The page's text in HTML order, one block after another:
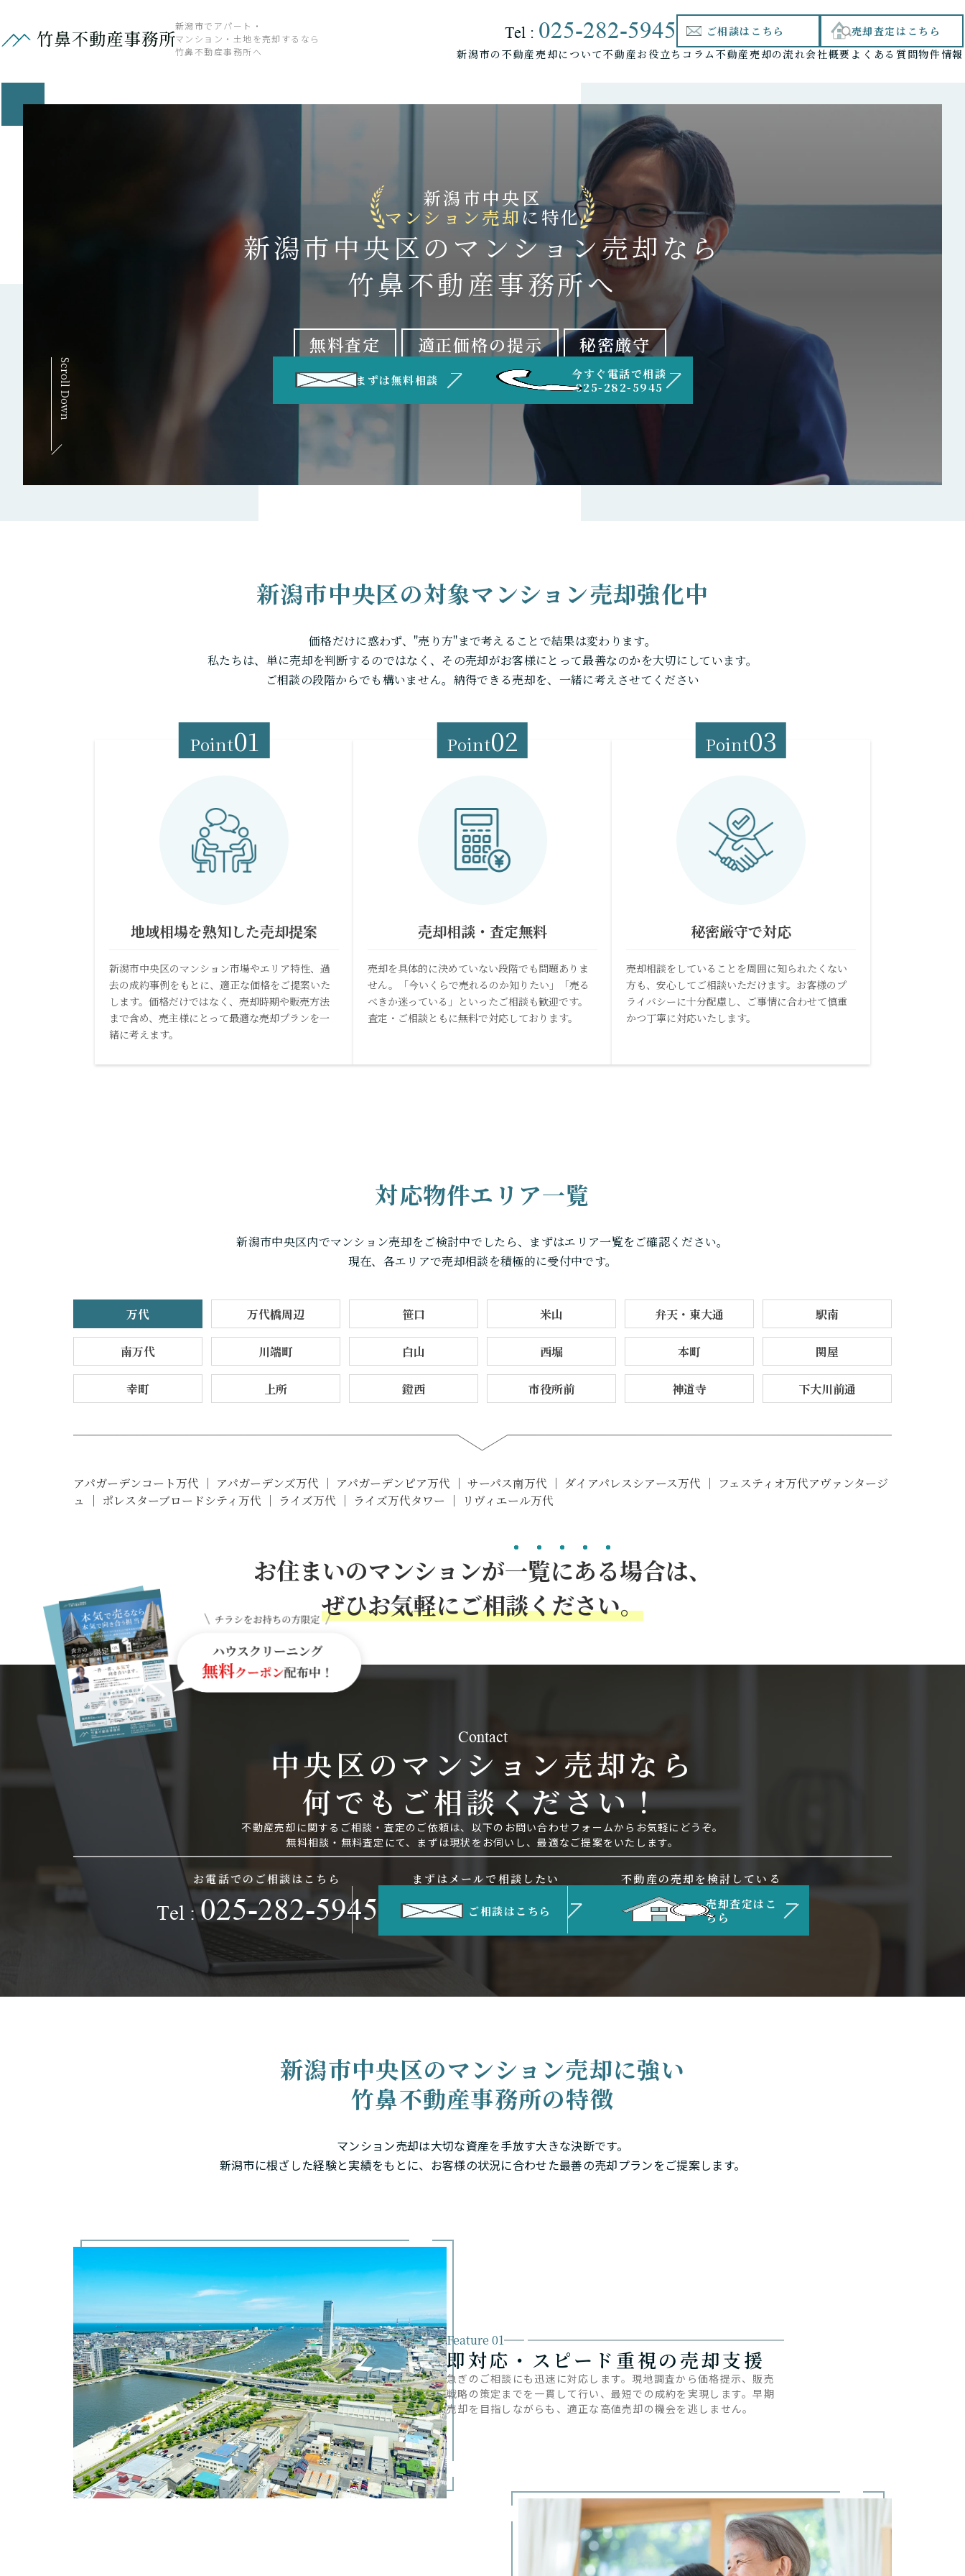
新潟市でアパート・
マンション・土地を売却するなら
竹鼻不動産事務所へ
Tel : 025-282-5945 ご相談はこちら
売却査定はこちら
新潟市の不動産売却について
マンションの売却について
アパートの売却について
不動産お役立ちコラム 不動産売却の流れ会社概要 よくある質問物件情報
新潟市中央区
マンション売却に特化
新潟市中央区の マンション売却なら
竹鼻不動産事務所へ
無料査定 適正価格の提示 秘密厳守
まずは無料相談
今すぐ電話で相談
025-282-5945
Scroll Down
新潟市中央区の対象マンション売却強化中
価格だけに惑わず、"売り方"まで考えることで結果は変わります。
私たちは、単に売却を判断するのではなく、その売却がお客様にとって最善なのかを大切にしています。
ご相談の段階からでも構いません。納得できる売却を、一緒に考えさせてください
Point01
地域相場を熟知した売却提案
新潟市中央区のマンション市場やエリア特性、過
去の成約事例をもとに、適正な価格をご提案いた
します。価格だけではなく、売却時期や販売方法
まで含め、売主様にとって最適な売却プランを一
緒に考えます。
Point02
売却相談・査定無料
売却を具体的に決めていない段階でも問題ありま
せん。「今いくらで売れるのか知りたい」「売る
べきか迷っている」といったご相談も歓迎です。
査定・ご相談ともに無料で対応しております。
Point03
秘密厳守で対応
売却相談をしていることを周囲に知られたくない
方も、安心してご相談いただけます。お客様のプ
ライバシーに十分配慮し、ご事情に合わせて慎重
かつ丁寧に対応いたします。
対応物件エリア一覧
新潟市中央区内でマンション売却をご検討中でしたら、まずはエリア一覧をご確認ください。
現在、各エリアで売却相談を積極的に受付中です。
万代 万代橋周辺 笹口 米山 弁天・東大通 駅南
南万代 川端町 白山 西堀 本町 関屋
幸町 上所 鐙西 市役所前 神道寺 下大川前通
アパガーデンコート万代 ｜ アパガーデンズ万代 ｜ アパガーデンピア万代 ｜ サーパス南万代 ｜ ダイアパレスシアース万代 ｜ フェスティオ万代アヴァンタージ
ュ ｜ ポレスターブロードシティ万代 ｜ ライズ万代 ｜ ライズ万代タワー ｜ リヴィエール万代
お住まいのマンションが一覧にある場合は、
ぜひお気軽にご相談ください。
Contact
中央区の マンション売却なら
何でもご相談ください！
不動産売却に関するご相談・査定のご依頼は、 以下のお問い合わせフォームからお気軽にどうぞ。
無料相談・無料査定にて、まずは現状をお伺いし、最適なご提案をいたします。
お電話でのご相談はこちら
Tel :025-282-5945
まずはメールで相談したい
ご相談はこちら
不動産の売却を検討している
売却査定はこ
ちら
新潟市中央区のマンション売却に強い
竹鼻不動産事務所の特徴
マンション売却は大切な資産を手放す大きな決断です。
新潟市に根ざした経験と実績をもとに、お客様の状況に合わせた最善の売却プランをご提案します。
Feature 01
即対応・スピード重視の売却支援
急ぎのご相談にも迅速に対応します。現地調査から価格提示、販売
戦略の策定までを一貫して行い、最短での成約を実現します。早期
売却を目指しながらも、適正な高値売却の機会を逃しません。